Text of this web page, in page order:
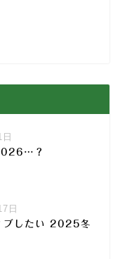
？
日
ブしたい 2025冬